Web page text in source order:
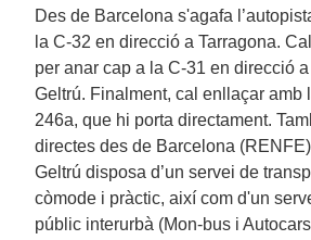
Des de Barcelona s'agafa
la C-32 en direcció a Tarragona.
per anar cap a la C-31 en direcció
Geltrú. Finalment, cal enllaçar amb
246a, que hi porta directament.
directes des de Barcelona
Geltrú disposa d’un servei de
còmode i pràctic, així com d'un
públic interurbà (Mon-bus i